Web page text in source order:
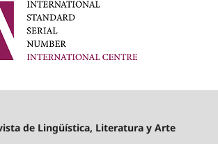
de Lingüística, Literatura y Arte